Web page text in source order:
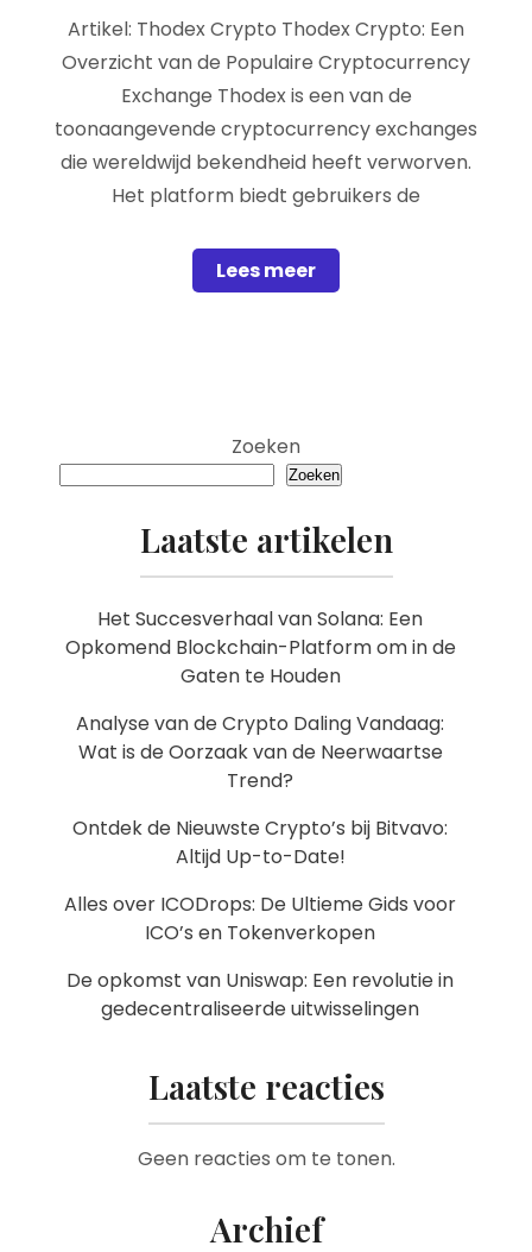
Artikel: Thodex Crypto Thodex Crypto: Een
Overzicht van de Populaire Cryptocurrency
Exchange Thodex is een van de
toonaangevende cryptocurrency exchanges
die wereldwijd bekendheid heeft verworven.
Het platform biedt gebruikers de
Lees meer
Zoeken
Zoeken
Laatste artikelen
Het Succesverhaal van Solana: Een
Opkomend Blockchain-Platform om in de
Gaten te Houden
Analyse van de Crypto Daling Vandaag:
Wat is de Oorzaak van de Neerwaartse
Trend?
Ontdek de Nieuwste Crypto’s bij Bitvavo:
Altijd Up-to-Date!
Alles over ICODrops: De Ultieme Gids voor
ICO’s en Tokenverkopen
De opkomst van Uniswap: Een revolutie in
gedecentraliseerde uitwisselingen
Laatste reacties
Geen reacties om te tonen.
Archief